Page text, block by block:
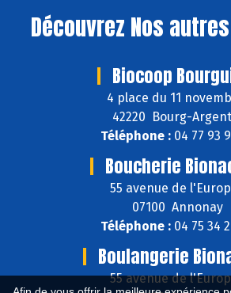
Découvrez Nos
Biocoop
4 place du 11
42220 Bourg-
Téléphone :04 77 93
Boucherie
55 avenue de
07100 Annonay
Téléphone : 04 75 34
Boulangerie
55 avenue de